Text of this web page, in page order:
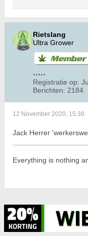
Rietslang
Ultra Grower
Registratie op:
Berichten: 2184
12 November 2020, 15:38
Jack Herrer
​​​​​​Everything is nothing